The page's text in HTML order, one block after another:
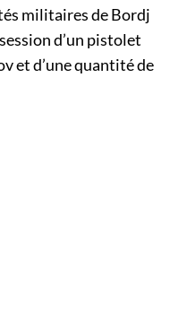
militaires de Bordj
d’un pistolet
et d’une quantité de